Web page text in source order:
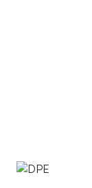
Il nécéssitera
Possibilité